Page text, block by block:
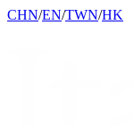
CHN/EN/TWN/HK